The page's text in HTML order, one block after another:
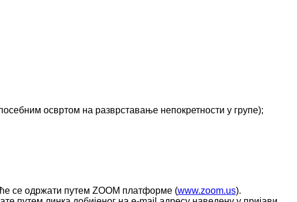
освртом на разврставање непокретности у групе);
се одржати путем ZOOM платформе (www.zoom.us).